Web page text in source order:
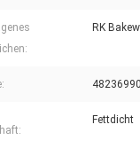
RK
Fettdicht